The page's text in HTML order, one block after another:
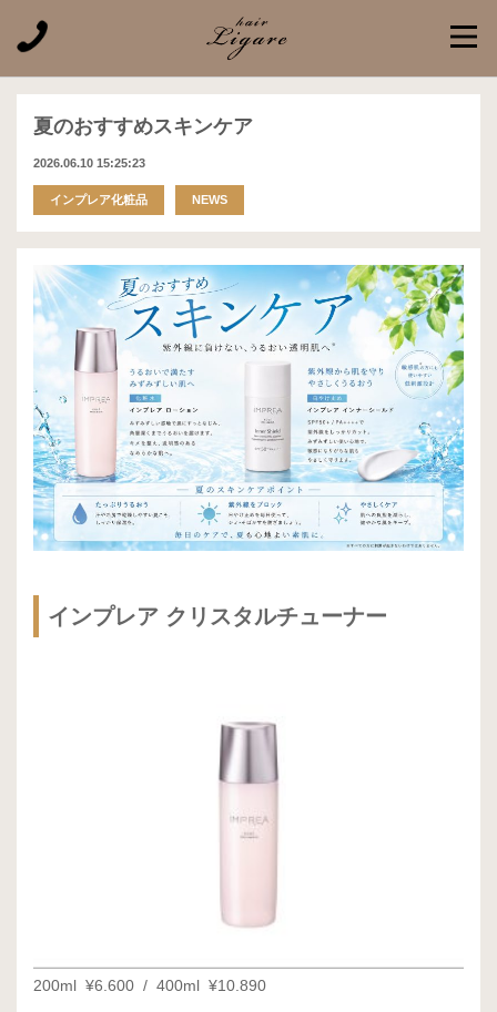
夏のおすすめスキンケア
2026.06.10 15:25:23
インプレア化粧品 NEWS
インプレア クリスタルチューナー
200ml ¥6.600 / 400ml ¥10.890